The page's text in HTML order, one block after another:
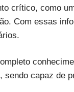
crítico, como
Com essas
capaz de